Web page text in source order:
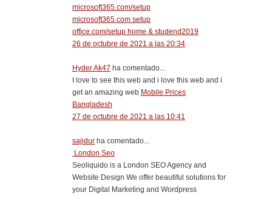
microsoft365.com/setup
microsoft365.com setup
office.com/setup home & studend2019
26 de octubre de 2021 a las 20:34
Hyder Ak47 ha comentado...
I love to see this web and i love this web and i
get an amazing web Mobile Prices
Bangladesh
27 de octubre de 2021 a las 10:41
sajidur ha comentado...
London Seo
Seoliquido is a London SEO Agency and
Website Design We offer beautiful solutions for
your Digital Marketing and Wordpress